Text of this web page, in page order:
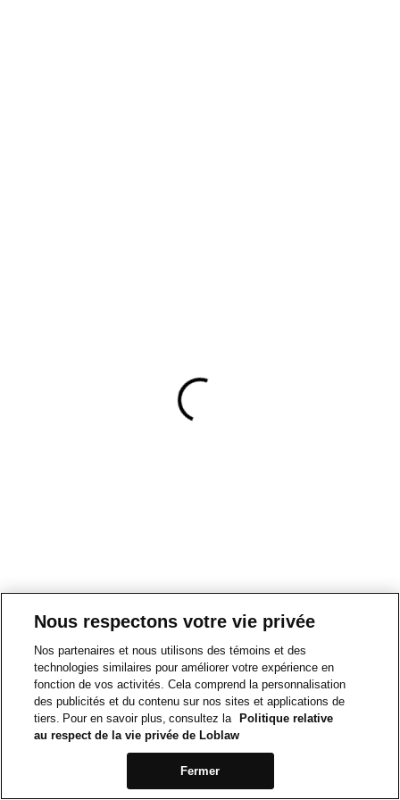
Nous respectons votre vie privée
Nos partenaires et nous utilisons des témoins et des
technologies similaires pour améliorer votre expérience en
fonction de vos activités. Cela comprend la personnalisation
des publicités et du contenu sur nos sites et applications de
tiers. Pour en savoir plus, consultez la
Politique relative
au respect de la vie privée de Loblaw
Fermer